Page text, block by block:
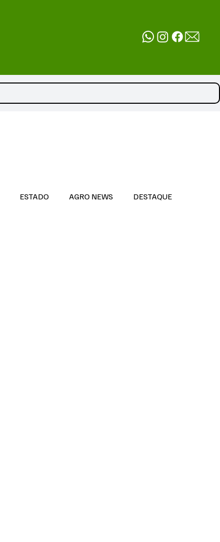
ESTADO AGRO NEWS DESTAQUE